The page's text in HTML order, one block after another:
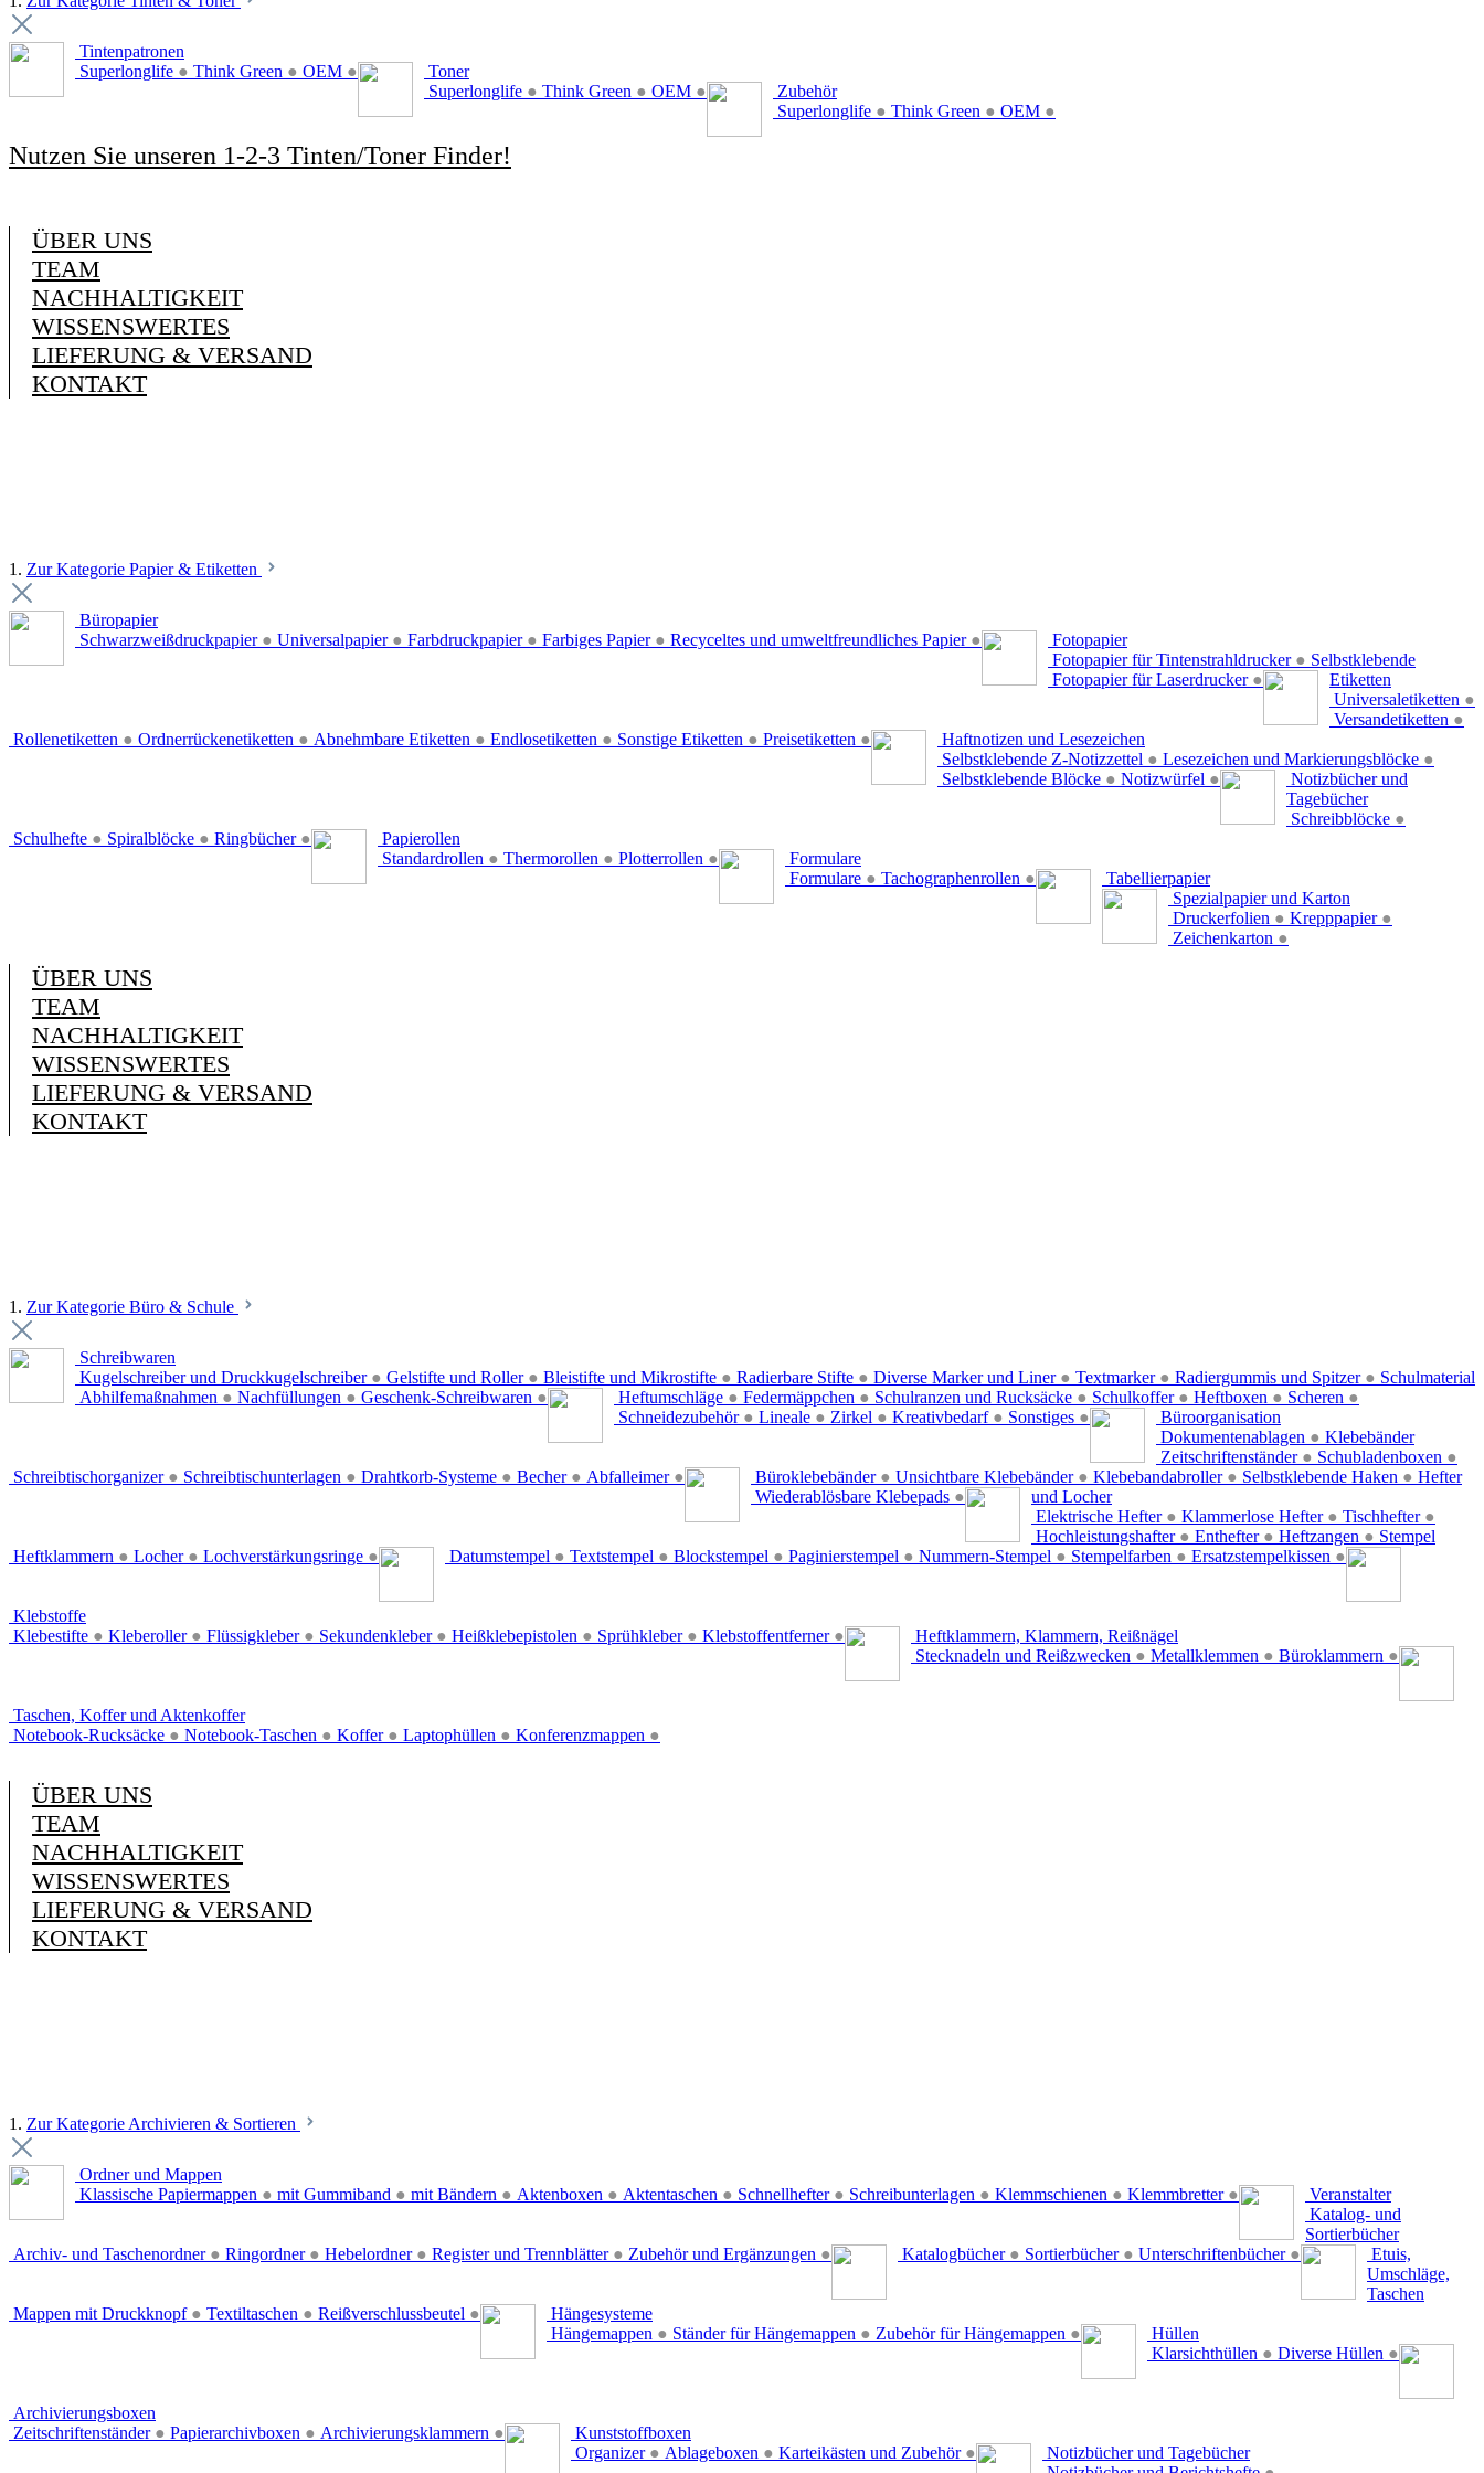
Tintenpatronen
Superlonglife ● Think Green ● OEM ●
Toner
Superlonglife ● Think Green ● OEM ●
Zubehör
Superlonglife ● Think Green ● OEM ●
Nutzen Sie unseren 1-2-3 Tinten/Toner Finder!
ÜBER UNS
TEAM
NACHHALTIGKEIT
WISSENSWERTES
LIEFERUNG & VERSAND
KONTAKT
1. Zur Kategorie Papier & Etiketten
Büropapier
Schwarzweißdruckpapier ● Universalpapier ● Farbdruckpapier ● Farbiges Papier ● Recyceltes und umweltfreundliches Papier ●
Fotopapier
Fotopapier für Tintenstrahldrucker ●
Fotopapier für Laserdrucker ●
Selbstklebende
Etiketten
Universaletiketten ●
Versandetiketten ●
Rollenetiketten ● Ordnerrückenetiketten ● Abnehmbare Etiketten ● Endlosetiketten ● Sonstige Etiketten ● Preisetiketten ●
Haftnotizen und Lesezeichen
Selbstklebende Z-Notizzettel ● Lesezeichen und Markierungsblöcke ●
Selbstklebende Blöcke ● Notizwürfel ●
Notizbücher und
Tagebücher
Schreibblöcke ●
Schulhefte ● Spiralblöcke ● Ringbücher ●
Papierollen
Standardrollen ● Thermorollen ● Plotterrollen ●
Formulare
Formulare ● Tachographenrollen ●
Tabellierpapier
Spezialpapier und Karton
Druckerfolien ● Krepppapier ●
Zeichenkarton ●
ÜBER UNS
TEAM
NACHHALTIGKEIT
WISSENSWERTES
LIEFERUNG & VERSAND
KONTAKT
1. Zur Kategorie Büro & Schule
Schreibwaren
Kugelschreiber und Druckkugelschreiber ● Gelstifte und Roller ● Bleistifte und Mikrostifte ● Radierbare Stifte ● Diverse Marker und Liner ● Textmarker ● Radiergummis und Spitzer ●
Abhilfemaßnahmen ● Nachfüllungen ● Geschenk-Schreibwaren ●
Schulmaterial
Heftumschläge ● Federmäppchen ● Schulranzen und Rucksäcke ● Schulkoffer ● Heftboxen ● Scheren ●
Schneidezubehör ● Lineale ● Zirkel ● Kreativbedarf ● Sonstiges ●
Büroorganisation
Dokumentenablagen ●
Zeitschriftenständer ● Schubladenboxen ●
Schreibtischorganizer ● Schreibtischunterlagen ● Drahtkorb-Systeme ● Becher ● Abfalleimer ●
Klebebänder
Büroklebebänder ● Unsichtbare Klebebänder ● Klebebandabroller ● Selbstklebende Haken ●
Wiederablösbare Klebepads ●
Hefter
und Locher
Elektrische Hefter ● Klammerlose Hefter ● Tischhefter ●
Hochleistungshafter ● Enthefter ● Heftzangen ●
Heftklammern ● Locher ● Lochverstärkungsringe ●
Stempel
Datumstempel ● Textstempel ● Blockstempel ● Paginierstempel ● Nummern-Stempel ● Stempelfarben ● Ersatzstempelkissen ●
Klebstoffe
Klebestifte ● Kleberoller ● Flüssigkleber ● Sekundenkleber ● Heißklebepistolen ● Sprühkleber ● Klebstoffentferner ●
Heftklammern, Klammern, Reißnägel
Stecknadeln und Reißzwecken ● Metallklemmen ● Büroklammern ●
Taschen, Koffer und Aktenkoffer
Notebook-Rucksäcke ● Notebook-Taschen ● Koffer ● Laptophüllen ● Konferenzmappen ●
ÜBER UNS
TEAM
NACHHALTIGKEIT
WISSENSWERTES
LIEFERUNG & VERSAND
KONTAKT
1. Zur Kategorie Archivieren & Sortieren
Ordner und Mappen
Klassische Papiermappen ● mit Gummiband ● mit Bändern ● Aktenboxen ● Aktentaschen ● Schnellhefter ● Schreibunterlagen ● Klemmschienen ● Klemmbretter ● Veranstalter
Archiv- und Taschenordner ● Ringordner ● Hebelordner ● Register und Trennblätter ● Zubehör und Ergänzungen ●
Katalog- und
Sortierbücher
Katalogbücher ● Sortierbücher ● Unterschriftenbücher ●
Etuis,
Umschläge,
Taschen
Mappen mit Druckknopf ● Textiltaschen ● Reißverschlussbeutel ●
Hängesysteme
Hängemappen ● Ständer für Hängemappen ● Zubehör für Hängemappen ●
Hüllen
Klarsichthüllen ● Diverse Hüllen ●
Archivierungsboxen
Zeitschriftenständer ● Papierarchivboxen ● Archivierungsklammern ●
Kunststoffboxen
Organizer ● Ablageboxen ● Karteikästen und Zubehör ●
Notizbücher und Tagebücher